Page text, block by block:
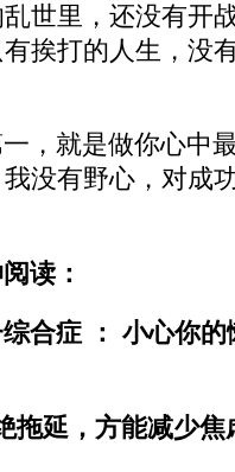
世里，还没有开
挨打的人生，没
就是做你心中最
没有野心，对成
读：
症 ： 小心你的
延，方能减少焦